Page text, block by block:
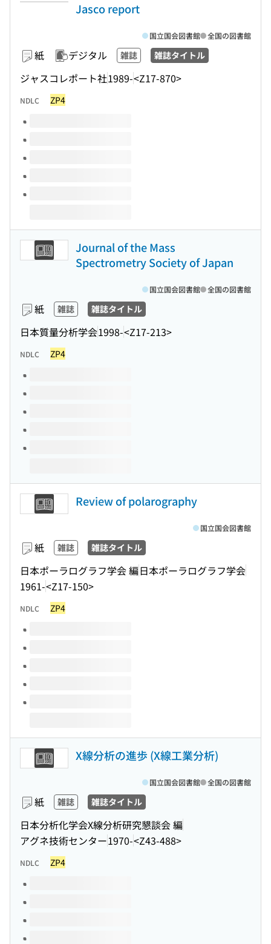
Jasco report
紙 デジタル 雑誌 雑誌タイトル
ジャスコレポート社1989-<Z17-870>
国立国会図書館 全国の図書館
NDLC ZP4
このタイトルの巻号
Journal of the Mass
Spectrometry Society of Japan
紙 雑誌 雑誌タイトル
日本質量分析学会1998-<Z17-213>
国立国会図書館 全国の図書館
NDLC ZP4
このタイトルの巻号
Review of polarography
紙 雑誌 雑誌タイトル
日本ポーラログラフ学会 編日本ポーラログラフ学会
1961-<Z17-150>
国立国会図書館
NDLC ZP4
このタイトルの巻号
X線分析の進歩 (X線工業分析)
紙 雑誌 雑誌タイトル
日本分析化学会X線分析研究懇談会 編
アグネ技術センター1970-<Z43-488>
国立国会図書館 全国の図書館
NDLC ZP4
このタイトルの巻号